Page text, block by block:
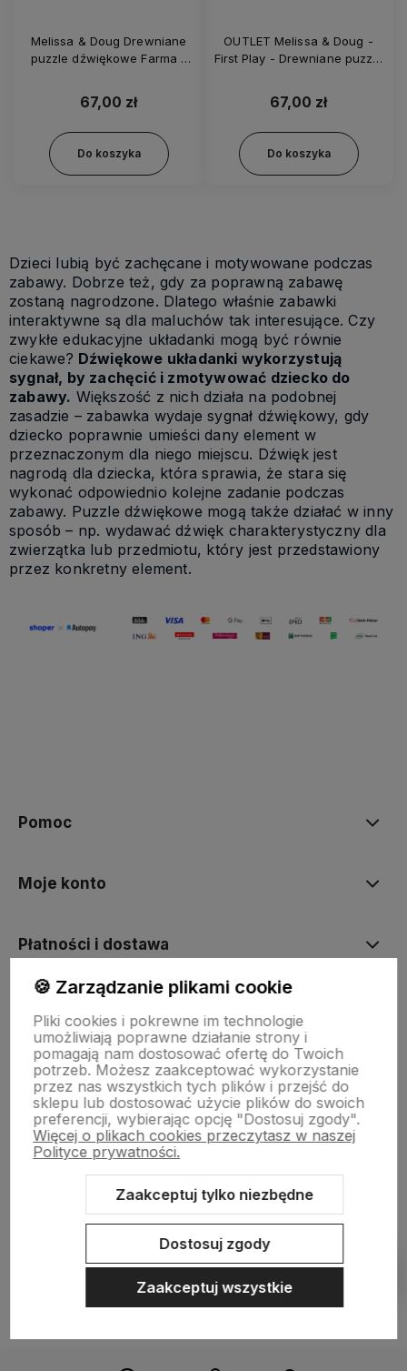
Melissa & Doug Drewniane
puzzle dźwiękowe Farma -
67,00 zł
Do koszyka
OUTLET Melissa & Doug -
First Play - Drewniane puzzle
67,00 zł
Do koszyka
Dzieci lubią być zachęcane i motywowane podczas
zabawy. Dobrze też, gdy za poprawną zabawę
zostaną nagrodzone. Dlatego właśnie zabawki
interaktywne są dla maluchów tak interesujące. Czy
zwykłe edukacyjne układanki mogą być równie
ciekawe? Dźwiękowe układanki wykorzystują
sygnał, by zachęcić i zmotywować dziecko do
zabawy. Większość z nich działa na podobnej
zasadzie – zabawka wydaje sygnał dźwiękowy, gdy
dziecko poprawnie umieści dany element w
przeznaczonym dla niego miejscu. Dźwięk jest
nagrodą dla dziecka, która sprawia, że stara się
wykonać odpowiednio kolejne zadanie podczas
zabawy. Puzzle dźwiękowe mogą także działać w inny
sposób – np. wydawać dźwięk charakterystyczny dla
zwierzątka lub przedmiotu, który jest przedstawiony
przez konkretny element.
Pomoc
Moje konto
Płatności i dostawa
O nas
Sklep internetowy Shoper.pl Szablon Shoper Modern 3.0™
🍪 Zarządzanie plikami cookie
Pliki cookies i pokrewne im technologie
umożliwiają poprawne działanie strony i
pomagają nam dostosować ofertę do Twoich
potrzeb. Możesz zaakceptować wykorzystanie
przez nas wszystkich tych plików i przejść do
sklepu lub dostosować użycie plików do swoich
preferencji, wybierając opcję "Dostosuj zgody".
Więcej o plikach cookies przeczytasz w naszej
Polityce prywatności.
Zaakceptuj tylko niezbędne
Dostosuj zgody
Zaakceptuj wszystkie